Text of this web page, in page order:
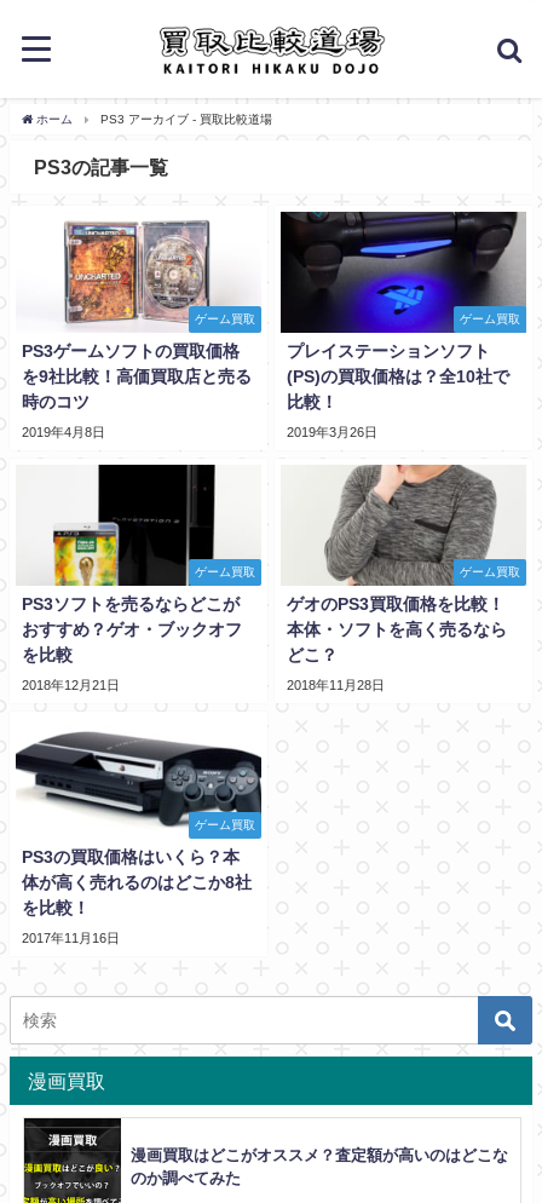
ホーム PS3 アーカイブ - 買取比較道場
PS3の記事一覧
ゲーム買取
PS3ゲームソフトの買取価格
を9社比較！高価買取店と売る
時のコツ
2019年4月8日
ゲーム買取
プレイステーションソフト
(PS)の買取価格は？全10社で
比較！
2019年3月26日
ゲーム買取
PS3ソフトを売るならどこが
おすすめ？ゲオ・ブックオフ
を比較
2018年12月21日
ゲーム買取
ゲオのPS3買取価格を比較！
本体・ソフトを高く売るなら
どこ？
2018年11月28日
ゲーム買取
PS3の買取価格はいくら？本
体が高く売れるのはどこか8社
を比較！
2017年11月16日
漫画買取
漫画買取はどこがオススメ？査定額が高いのはどこな
のか調べてみた